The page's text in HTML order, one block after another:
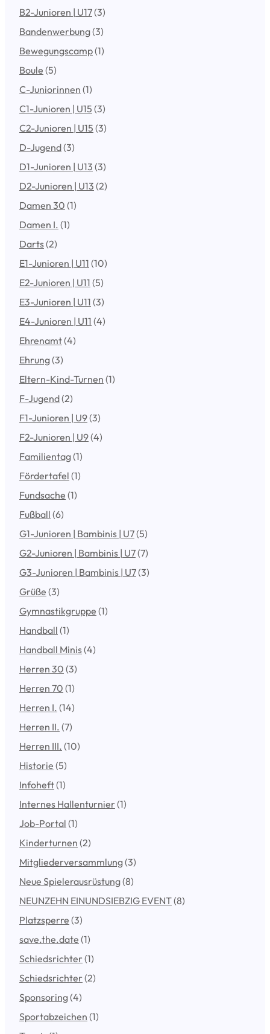
B2-Junioren | U17(3)
Bandenwerbung(3)
Bewegungscamp(1)
Boule (5)
C-Juniorinnen (1)
C1-Junioren | U15 (3)
C2-Junioren | U15 (3)
D-Jugend(3)
D1-Junioren | U13 (3)
D2-Junioren | U13 (2)
Damen 30 (1)
Damen I. (1)
Darts(2)
E1-Junioren | U11 (10)
E2-Junioren | U11 (5)
E3-Junioren | U11 (3)
E4-Junioren | U11 (4)
Ehrenamt(4)
Ehrung(3)
Eltern-Kind-Turnen (1)
F-Jugend(2)
F1-Junioren | U9(3)
F2-Junioren | U9(4)
Familientag(1)
Fördertafel (1)
Fundsache (1)
Fußball (6)
G1-Junioren | Bambinis | U7(5)
G2-Junioren | Bambinis | U7(7)
G3-Junioren | Bambinis | U7(3)
Grüße (3)
Gymnastikgruppe (1)
Handball (1)
Handball Minis(4)
Herren 30 (3)
Herren 70 (1)
Herren I. (14)
Herren II. (7)
Herren III. (10)
Historie (5)
Infoheft(1)
Internes Hallenturnier (1)
Job-Portal (1)
Kinderturnen (2)
Mitgliederversammlung(3)
Neue Spielerausrüstung(8)
NEUNZEHN EINUNDSIEBZIG EVENT(8)
Platzsperre (3)
save.the.date (1)
Schiedsrichter (1)
Schiedsrichter (2)
Sponsoring(4)
Sportabzeichen (1)